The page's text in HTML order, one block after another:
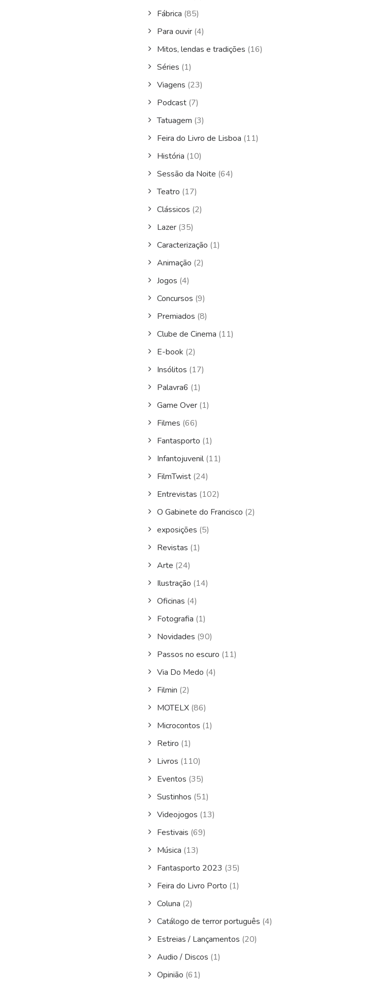
Fábrica (85)
Para ouvir (4)
Mitos, lendas e tradições (16)
Séries (1)
Viagens (23)
Podcast (7)
Tatuagem (3)
Feira do Livro de Lisboa (11)
História (10)
Sessão da Noite (64)
Teatro (17)
Clássicos (2)
Lazer (35)
Caracterização (1)
Animação (2)
Jogos (4)
Concursos (9)
Premiados (8)
Clube de Cinema (11)
E-book (2)
Insólitos (17)
Palavra6 (1)
Game Over (1)
Filmes (66)
Fantasporto (1)
Infantojuvenil(11)
FilmTwist (24)
Entrevistas (102)
O Gabinete do Francisco (2)
exposições (5)
Revistas (1)
Arte (24)
Ilustração (14)
Oficinas (4)
Fotografia (1)
Novidades (90)
Passos no escuro (11)
Via Do Medo (4)
Filmin (2)
MOTELX (86)
Microcontos (1)
Retiro (1)
Livros (110)
Eventos (35)
Sustinhos (51)
Videojogos (13)
Festivais (69)
Música (13)
Fantasporto 2023 (35)
Feira do Livro Porto (1)
Coluna (2)
Catálogo de terror português (4)
Estreias / Lançamentos (20)
Audio / Discos (1)
Opinião (61)